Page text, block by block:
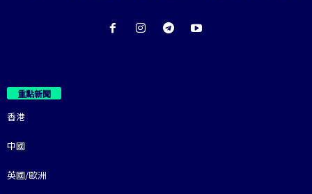
重點新聞
香港
中國
英國/歐洲